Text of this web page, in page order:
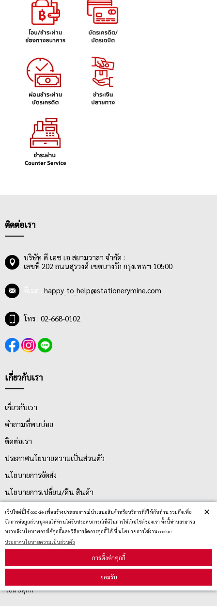
เว็ปไซต์นี้ใช้ cookie เพื่อสร้างประสบการณ์นำเสนอสินค้าหรือบริการที่ดีให้กับท่าน รวมถึงเพื่อ
จัดการข้อมูลส่วนบุคคลให้ท่านได้รับประสบการณ์ที่ดีในการใช้เว็ปไซต์ของเรา ทั้งนี้ท่านสามารถ
ทราบถึงนโยบายการใช้คุกกี้และวิธีการจัดการคุกกี้ ได้ ที่ นโยบายการใช้งาน cookie
ประกาศนโยบายความเป็นส่วนตัว
การตั้งค่าคุกกี้
ยอมรับ
×
ติดต่อเรา
บริษัท ดี เอช เอ สยามวาลา จำกัด :
เลขที่ 202 ถนนสุรวงศ์ เขตบางรัก กรุงเทพฯ 10500
happy_to_help@stationerymine.com
โทร : 02-668-0102
เกี่ยวกับเรา
เกี่ยวกับเรา
คำถามที่พบบ่อย
ติดต่อเรา
ประกาศนโยบายความเป็นส่วนตัว
นโยบายการจัดส่ง
นโยบายการเปลี่ยน/คืน สินค้า
บริการลูกค้า
วิธีลบคุกกี้